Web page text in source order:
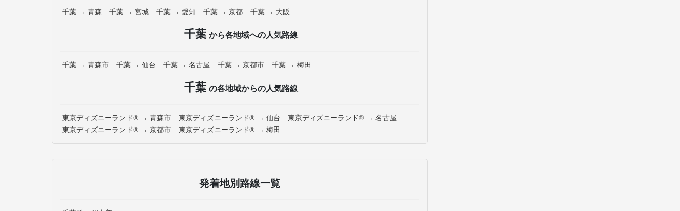
千葉 → 青森 千葉 → 宮城 千葉 → 愛知 千葉 → 京都 千葉 → 大阪
千葉 から各地域への人気路線
千葉 → 青森市 千葉 → 仙台 千葉 → 名古屋 千葉 → 京都市 千葉 → 梅田
千葉 の各地域からの人気路線
東京ディズニーランド® → 青森市 東京ディズニーランド® → 仙台
東京ディズニーランド® → 名古屋
東京ディズニーランド® → 京都市
東京ディズニーランド® → 梅田
発着地別路線一覧